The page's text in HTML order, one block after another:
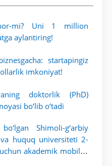
mi? Uni 1 million
aylantiring!
startapingiz
imkoniyat!
doktorlik (PhD)
bo‘lib o‘tadi
Shimoli-g‘arbiy
huquq universiteti 2-
akademik mobillik